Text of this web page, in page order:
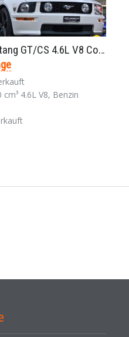
Ford Mustang GT/CS 4.6L V8 Coupè 5. Generation Handschaltung 2008
cm³ 4.6L V8, Benzin